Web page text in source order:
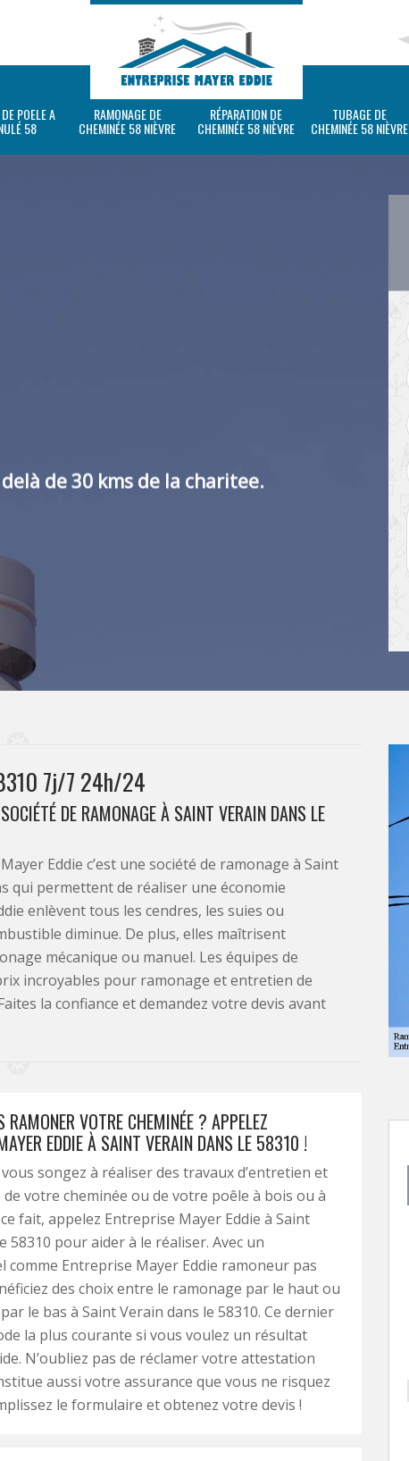
POELE A
58
RAMONAGE DE
CHEMINÉE 58 NIÈVRE
RÉPARATION DE
CHEMINÉE 58 NIÈVRE
TUBAGE DE
CHEMINÉE 58 NIÈVRE
de 30 kms de la charitee.
7j/7 24h/24
DE RAMONAGE À SAINT VERAIN DANS LE
Eddie c’est une société de ramonage à Saint
qui permettent de réaliser une économie
enlèvent tous les cendres, les suies ou
diminue. De plus, elles maîtrisent
mécanique ou manuel. Les équipes de
incroyables pour ramonage et entretien de
la confiance et demandez votre devis avant
RAMONER VOTRE CHEMINÉE ? APPELEZ
EDDIE À SAINT VERAIN DANS LE 58310 !
vous songez à réaliser des travaux d’entretien et
votre cheminée ou de votre poêle à bois ou à
fait, appelez Entreprise Mayer Eddie à Saint
58310 pour aider à le réaliser. Avec un
comme Entreprise Mayer Eddie ramoneur pas
des choix entre le ramonage par le haut ou
le bas à Saint Verain dans le 58310. Ce dernier
la plus courante si vous voulez un résultat
N’oubliez pas de réclamer votre attestation
aussi votre assurance que vous ne risquez
le formulaire et obtenez votre devis !